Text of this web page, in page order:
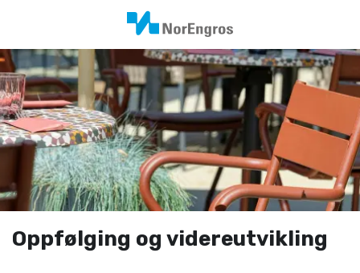
Oppfølging og videreutvikling